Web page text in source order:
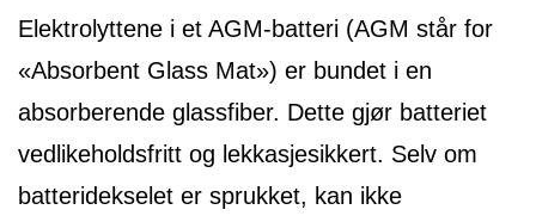
Elektrolyttene i et AGM-batteri (AGM står for
«Absorbent Glass Mat») er bundet i en
absorberende glassfiber. Dette gjør batteriet
vedlikeholdsfritt og lekkasjesikkert. Selv om
batteridekselet er sprukket, kan ikke